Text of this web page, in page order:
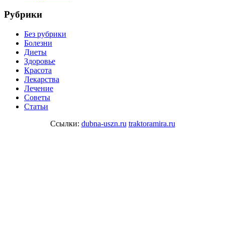
Рубрики
Без рубрики
Болезни
Диеты
Здоровье
Красота
Лекарства
Лечение
Советы
Статьи
Ссылки: dubna-uszn.ru traktoramira.ru